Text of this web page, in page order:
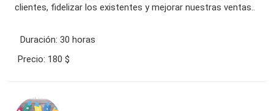
clientes, fidelizar los existentes y mejorar nuestras ventas..
Duración: 30 horas
Precio: 180 $